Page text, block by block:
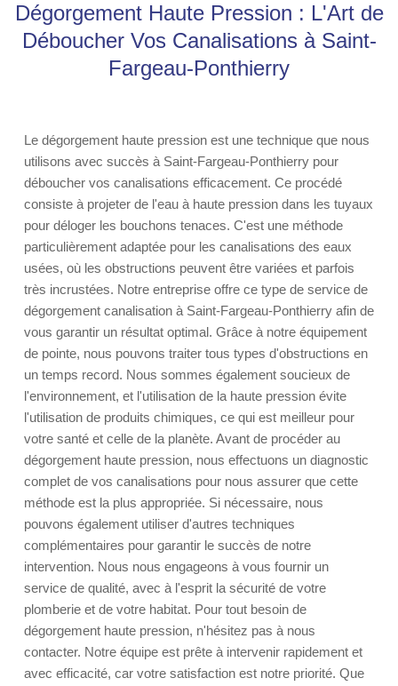
Dégorgement Haute Pression : L'Art de
Déboucher Vos Canalisations à Saint-
Fargeau-Ponthierry
Le dégorgement haute pression est une technique que nous
utilisons avec succès à Saint-Fargeau-Ponthierry pour
déboucher vos canalisations efficacement. Ce procédé
consiste à projeter de l'eau à haute pression dans les tuyaux
pour déloger les bouchons tenaces. C'est une méthode
particulièrement adaptée pour les canalisations des eaux
usées, où les obstructions peuvent être variées et parfois
très incrustées. Notre entreprise offre ce type de service de
dégorgement canalisation à Saint-Fargeau-Ponthierry afin de
vous garantir un résultat optimal. Grâce à notre équipement
de pointe, nous pouvons traiter tous types d'obstructions en
un temps record. Nous sommes également soucieux de
l'environnement, et l'utilisation de la haute pression évite
l'utilisation de produits chimiques, ce qui est meilleur pour
votre santé et celle de la planète. Avant de procéder au
dégorgement haute pression, nous effectuons un diagnostic
complet de vos canalisations pour nous assurer que cette
méthode est la plus appropriée. Si nécessaire, nous
pouvons également utiliser d'autres techniques
complémentaires pour garantir le succès de notre
intervention. Nous nous engageons à vous fournir un
service de qualité, avec à l'esprit la sécurité de votre
plomberie et de votre habitat. Pour tout besoin de
dégorgement haute pression, n'hésitez pas à nous
contacter. Notre équipe est prête à intervenir rapidement et
avec efficacité, car votre satisfaction est notre priorité. Que